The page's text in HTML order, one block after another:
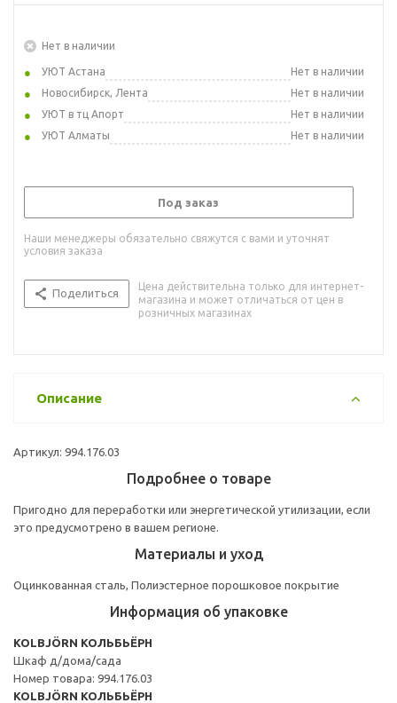
Нет в наличии
УЮТ Астана
Нет в наличии
Новосибирск, Лента
Нет в наличии
УЮТ в тц Апорт
Нет в наличии
УЮТ Алматы
Нет в наличии
Под заказ
Наши менеджеры обязательно свяжутся с вами и уточнят
условия заказа
Поделиться
Цена действительна только для интернет-
магазина и может отличаться от цен в
розничных магазинах
Описание
Артикул: 994.176.03
Подробнее о товаре
Пригодно для переработки или энергетической утилизации, если
это предусмотрено в вашем регионе.
Материалы и уход
Оцинкованная сталь, Полиэстерное порошковое покрытие
Информация об упаковке
KOLBJÖRN КОЛЬБЬЁРН
Шкаф д/дома/сада
Номер товара: 994.176.03
KOLBJÖRN КОЛЬБЬЁРН